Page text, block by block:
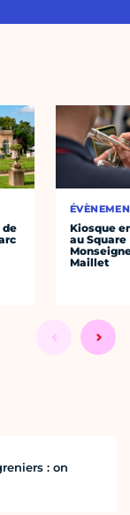
de
Kiosque
au Square
Maillet
: on